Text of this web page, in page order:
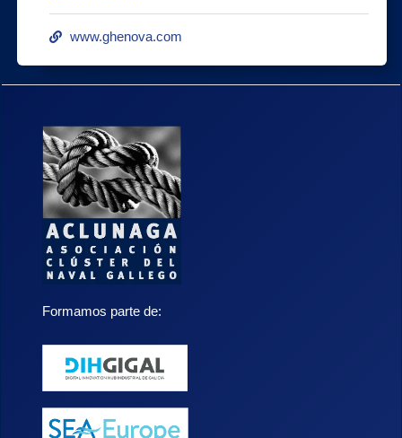
www.ghenova.com
Formamos parte de: